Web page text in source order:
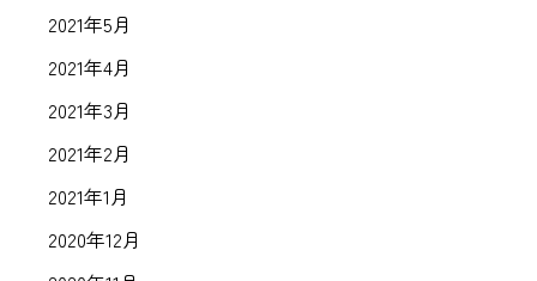
2021年5月
2021年4月
2021年3月
2021年2月
2021年1月
2020年12月